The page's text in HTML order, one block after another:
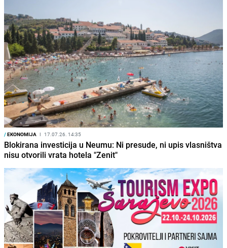
/EKONOMIJA I 17.07.26. 14:35
Blokirana investicija u Neumu: Ni presude, ni upis vlasništva
nisu otvorili vrata hotela "Zenit"